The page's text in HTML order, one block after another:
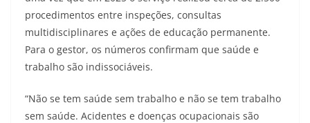
procedimentos entre inspeções, consultas
multidisciplinares e ações de educação permanente.
Para o gestor, os números confirmam que saúde e
trabalho são indissociáveis.
“Não se tem saúde sem trabalho e não se tem trabalho
sem saúde. Acidentes e doenças ocupacionais são